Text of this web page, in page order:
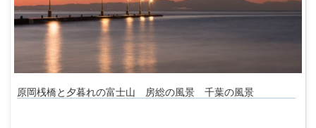
原岡桟橋と夕暮れの富士山 房総の風景 千葉の風景